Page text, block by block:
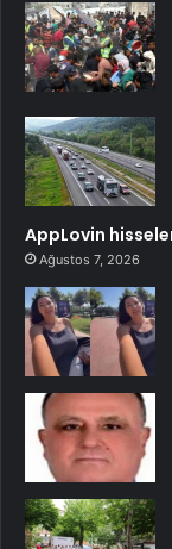
AppLovin
Ağustos 7, 2026